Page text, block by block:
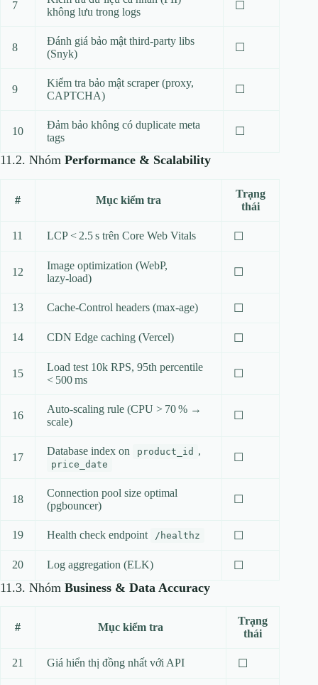
7
không lưu trong logs
☐
8
Đánh giá bảo mật third‑party libs
(Snyk)
☐
9
Kiểm tra bảo mật scraper (proxy,
CAPTCHA)
☐
10
Đảm bảo không có duplicate meta
tags
☐
11.2. Nhóm Performance & Scalability
# Mục kiểm tra
Trạng
thái
11 LCP < 2.5 s trên Core Web Vitals ☐
12
Image optimization (WebP,
lazy‑load)
☐
13 Cache‑Control headers (max‑age) ☐
14 CDN Edge caching (Vercel) ☐
15
Load test 10k RPS, 95th percentile
< 500 ms
☐
16
Auto‑scaling rule (CPU > 70 % →
scale)
☐
17
Database index on product_id ,
price_date
☐
18
Connection pool size optimal
(pgbouncer)
☐
19 Health check endpoint /healthz ☐
20 Log aggregation (ELK) ☐
11.3. Nhóm Business & Data Accuracy
# Mục kiểm tra
Trạng
thái
21 Giá hiển thị đồng nhất với API ☐